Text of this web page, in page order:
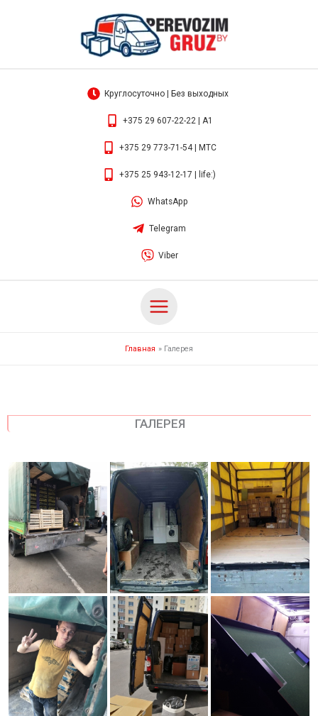
Круглосуточно | Без выходных
+375 29 607-22-22 | А1
+375 29 773-71-54 | МТС
+375 25 943-12-17 | life:)
WhatsApp
Telegram
Viber
Main
Menu
Главная Галерея
ГАЛЕРЕЯ